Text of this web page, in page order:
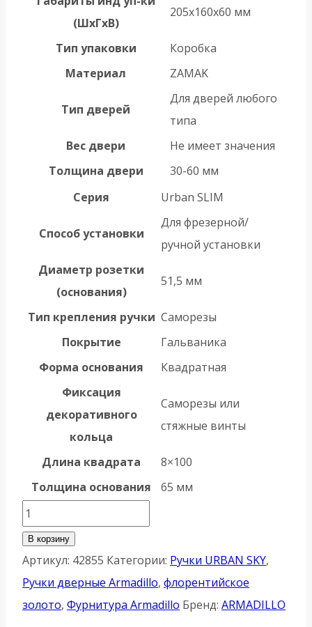
(ШхГхВ)
205x160x60 мм
Тип упаковки
Коробка
Материал
ZAMAK
Тип дверей
Для дверей любого
типа
Вес двери
Не имеет значения
Толщина двери
30-60 мм
Серия
Urban SLIM
Способ установки
Для фрезерной/
ручной установки
Диаметр розетки
(основания)
51,5 мм
Тип крепления ручки Саморезы
Покрытие
Гальваника
Форма основания
Квадратная
Фиксация
декоративного
кольца
Саморезы или
стяжные винты
Длина квадрата
8×100
Толщина основания
65 мм
Количество
товара
Ручка
Armadillo
(Армадилло)
В корзину
Артикул: 42855 Категории: Ручки URBAN SKY,
Ручки дверные Armadillo, флорентийское
золото, Фурнитура Armadillo Бренд: ARMADILLO